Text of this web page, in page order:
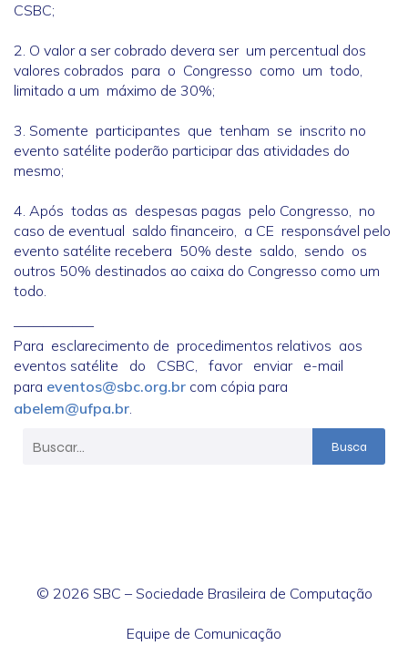
CSBC;
2. O valor a ser cobrado devera ser um percentual dos
valores cobrados para o Congresso como um todo,
limitado a um máximo de 30%;
3. Somente participantes que tenham se inscrito no
evento satélite poderão participar das atividades do
mesmo;
4. Após todas as despesas pagas pelo Congresso, no
caso de eventual saldo financeiro, a CE responsável pelo
evento satélite recebera 50% deste saldo, sendo os
outros 50% destinados ao caixa do Congresso como um
todo.
—————–
Para esclarecimento de procedimentos relativos aos
eventos satélite do CSBC, favor enviar e-mail
para eventos@sbc.org.br com cópia para
abelem@ufpa.br.
Busca
© 2026 SBC – Sociedade Brasileira de Computação
Equipe de Comunicação